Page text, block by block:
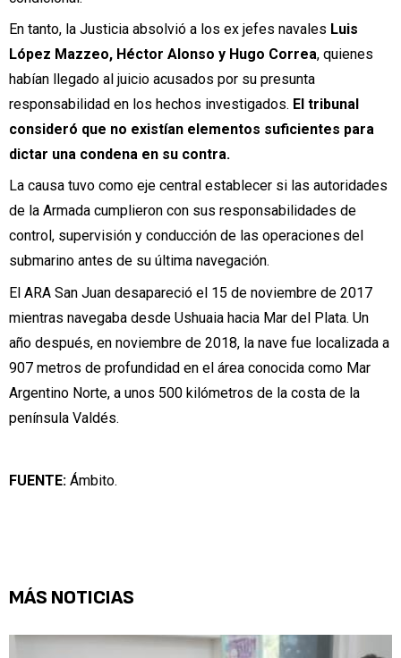
En tanto, la Justicia absolvió a los ex jefes navales Luis
López Mazzeo, Héctor Alonso y Hugo Correa, quienes
habían llegado al juicio acusados por su presunta
responsabilidad en los hechos investigados. El tribunal
consideró que no existían elementos suficientes para
dictar una condena en su contra.
La causa tuvo como eje central establecer si las autoridades
de la Armada cumplieron con sus responsabilidades de
control, supervisión y conducción de las operaciones del
submarino antes de su última navegación.
El ARA San Juan desapareció el 15 de noviembre de 2017
mientras navegaba desde Ushuaia hacia Mar del Plata. Un
año después, en noviembre de 2018, la nave fue localizada a
907 metros de profundidad en el área conocida como Mar
Argentino Norte, a unos 500 kilómetros de la costa de la
península Valdés.
FUENTE: Ámbito.
MÁS NOTICIAS